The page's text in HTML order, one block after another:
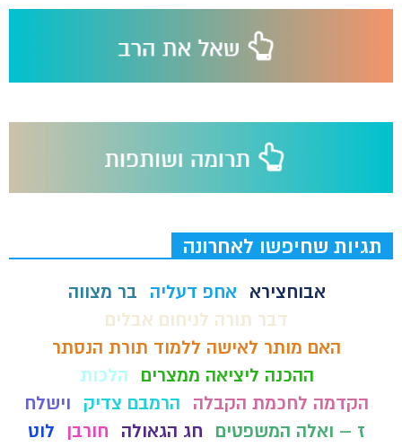
תגיות שחיפשו לאחרונה
אבוחצירא אחפ דעליה
בר מצווה
דבר תורה לניחום אבלים
האם מותר לאישה ללמוד תורת הנסתר
ההכנה ליציאה ממצרים
הלכות
הקדמה לחכמת הקבלה
הרמבם צדיק
וישלח
ז – ואלה המשפטים
חג הגאולה חורבן
לוט